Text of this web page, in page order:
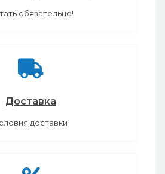
обязательно!
Доставка
доставки